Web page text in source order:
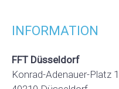
INFORMATION
FFT Düsseldorf
Konrad-Adenauer-Platz 1